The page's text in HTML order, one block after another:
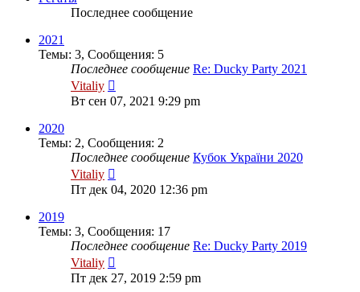
Последнее сообщение
2021
Темы: 3, Сообщения: 5
Последнее сообщение Re: Ducky Party 2021
Vitaliy
к
последнему
Вт сен 07, 2021 9:29 pm
2020
Темы: 2, Сообщения: 2
Последнее сообщение Кубок України 2020
Vitaliy
к
последнему
Пт дек 04, 2020 12:36 pm
2019
Темы: 3, Сообщения: 17
Последнее сообщение Re: Ducky Party 2019
Vitaliy
к
последнему
Пт дек 27, 2019 2:59 pm